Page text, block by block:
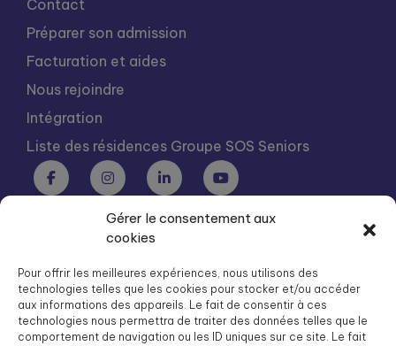
Gérer le consentement aux
cookies
Pour offrir les meilleures expériences, nous utilisons des
technologies telles que les cookies pour stocker et/ou accéder
aux informations des appareils. Le fait de consentir à ces
technologies nous permettra de traiter des données telles que le
comportement de navigation ou les ID uniques sur ce site. Le fait
Contact
Préparer son admission
Facturation et aides
Nous rejoindre
Intégration
Liste des résidences Groupe SOS Seniors
Groupe SOS Seniors est une association du Groupe SOS
dg.seniors@groupe-sos.org